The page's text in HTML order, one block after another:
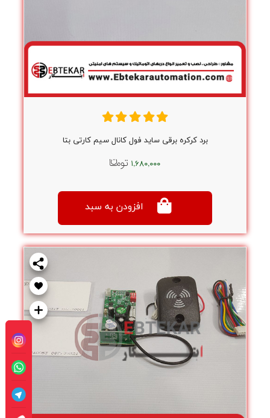
برد کرکره برقی ساید فول کانال سیم کارتی بتا
۱,۶۸۰,۰۰۰
افزودن به سبد